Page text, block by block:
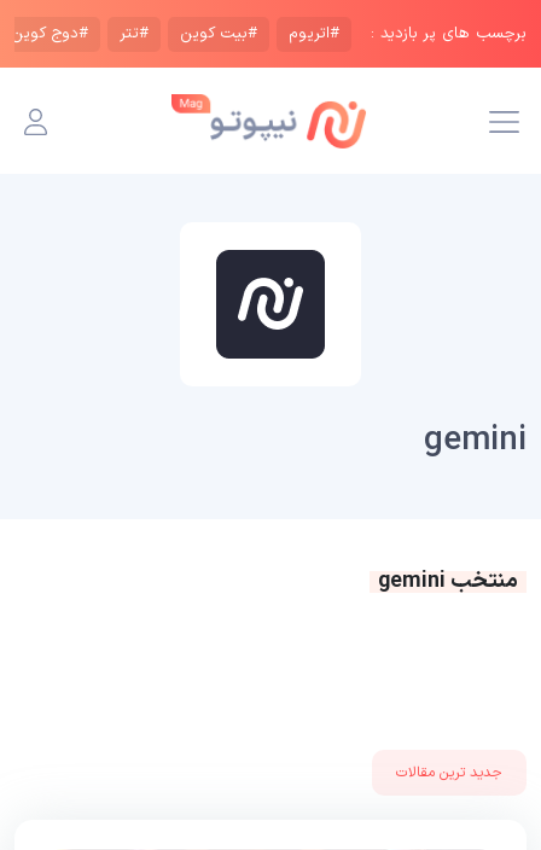
برچسب های پر بازدید : #اتریوم #بیت کوین #تتر #دوج کوین
gemini
منتخب gemini
جدید ترین مقالات